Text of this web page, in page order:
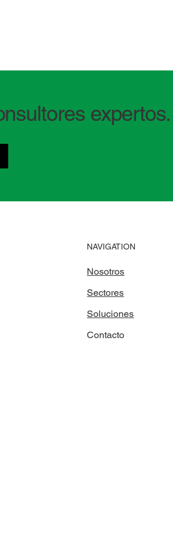
expertos.
NAVIGATION
Nosotros
Sectores
Soluciones
Contacto